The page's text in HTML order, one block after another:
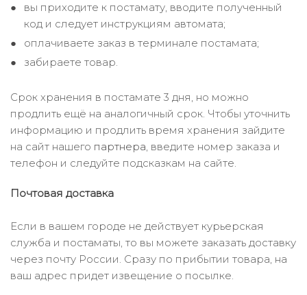
вы приходите к постамату, вводите полученный
код и следует инструкциям автомата;
оплачиваете заказ в терминале постамата;
забираете товар.
Срок хранения в постамате 3 дня, но можно
продлить ещё на аналогичный срок. Чтобы уточнить
информацию и продлить время хранения зайдите
на сайт нашего партнера, введите номер заказа и
телефон и следуйте подсказкам на сайте.
Почтовая доставка
Если в вашем городе не действует курьерская
служба и постаматы, то вы можете заказать доставку
через почту России. Сразу по прибытии товара, на
ваш адрес придет извещение о посылке.